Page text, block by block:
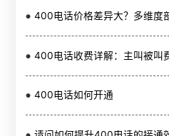
400电话价格差异大？多维度
400电话收费详解：主叫被叫
400电话如何开通